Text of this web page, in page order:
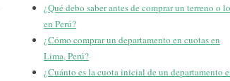
¿Qué debo saber antes de comprar un terreno o
en Perú?
¿Cómo comprar un departamento en cuotas en
Lima, Perú?
¿Cuánto es la cuota inicial de un departamento